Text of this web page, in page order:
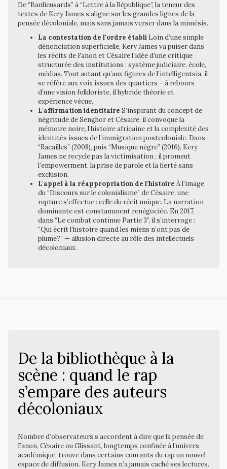
De “Banlieusards” à “Lettre à la République”, la teneur des
textes de Kery James s’aligne sur les grandes lignes de la
pensée décoloniale, mais sans jamais verser dans la mimésis.
La contestation de l'ordre établi Loin d’une simple
dénonciation superficielle, Kery James va puiser dans
les récits de Fanon et Césaire l’idée d’une critique
structurée des institutions : système judiciaire, école,
médias. Tout autant qu’aux figures de l’intelligentsia, il
se réfère aux voix issues des quartiers – à rebours
d’une vision folkloriste, il hybride théorie et
expérience vécue.
L'affirmation identitaire S’inspirant du concept de
négritude de Senghor et Césaire, il convoque la
mémoire noire, l’histoire africaine et la complexité des
identités issues de l’immigration postcoloniale. Dans
“Racailles” (2008), puis “Musique nègre” (2016), Kery
James ne recycle pas la victimisation ; il promeut
l’empowerment, la prise de parole et la fierté sans
exclusion.
L'appel à la réappropriation de l’histoire À l’image
du “Discours sur le colonialisme” de Césaire, une
rupture s’effectue : celle du récit unique. La narration
dominante est constamment renégociée. En 2017,
dans “Le combat continue Partie 3”, il s’interroge :
“Qui écrit l’histoire quand les miens n’ont pas de
plume?” — allusion directe au rôle des intellectuels
décoloniaux.
De la bibliothèque à la
scène : quand le rap
s’empare des auteurs
décoloniaux
Nombre d’observateurs s’accordent à dire que la pensée de
Fanon, Césaire ou Glissant, longtemps confinée à l’univers
académique, trouve dans certains courants du rap un nouvel
espace de diffusion. Kery James n’a jamais caché ses lectures.